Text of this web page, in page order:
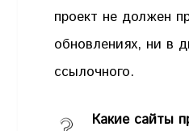
проект не должен
обновлениях, ни в
ссылочного.
Какие сайты